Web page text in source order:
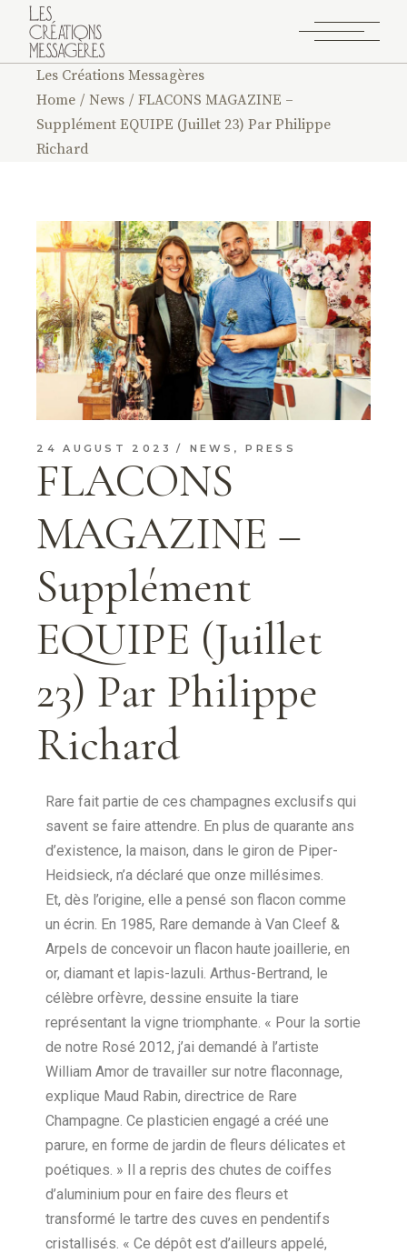
Les Créations Messagères
Home
News
FLACONS MAGAZINE –
Supplément EQUIPE (Juillet 23) Par Philippe
Richard
24 AUGUST 2023 NEWS ,PRESS
FLACONS
MAGAZINE –
Supplément
EQUIPE (Juillet
23) Par Philippe
Richard
Rare fait partie de ces champagnes exclusifs qui
savent se faire attendre. En plus de quarante ans
d’existence, la maison, dans le giron de Piper-
Heidsieck, n’a déclaré que onze millésimes.
Et, dès l’origine, elle a pensé son flacon comme
un écrin. En 1985, Rare demande à Van Cleef &
Arpels de concevoir un flacon haute joaillerie, en
or, diamant et lapis-lazuli. Arthus-Bertrand, le
célèbre orfèvre, dessine ensuite la tiare
représentant la vigne triomphante. « Pour la sortie
de notre Rosé 2012, j’ai demandé à l’artiste
William Amor de travailler sur notre flaconnage,
explique Maud Rabin, directrice de Rare
Champagne. Ce plasticien engagé a créé une
parure, en forme de jardin de fleurs délicates et
poétiques. » Il a repris des chutes de coiffes
d’aluminium pour en faire des fleurs et
transformé le tartre des cuves en pendentifs
cristallisés. « Ce dépôt est d’ailleurs appelé,